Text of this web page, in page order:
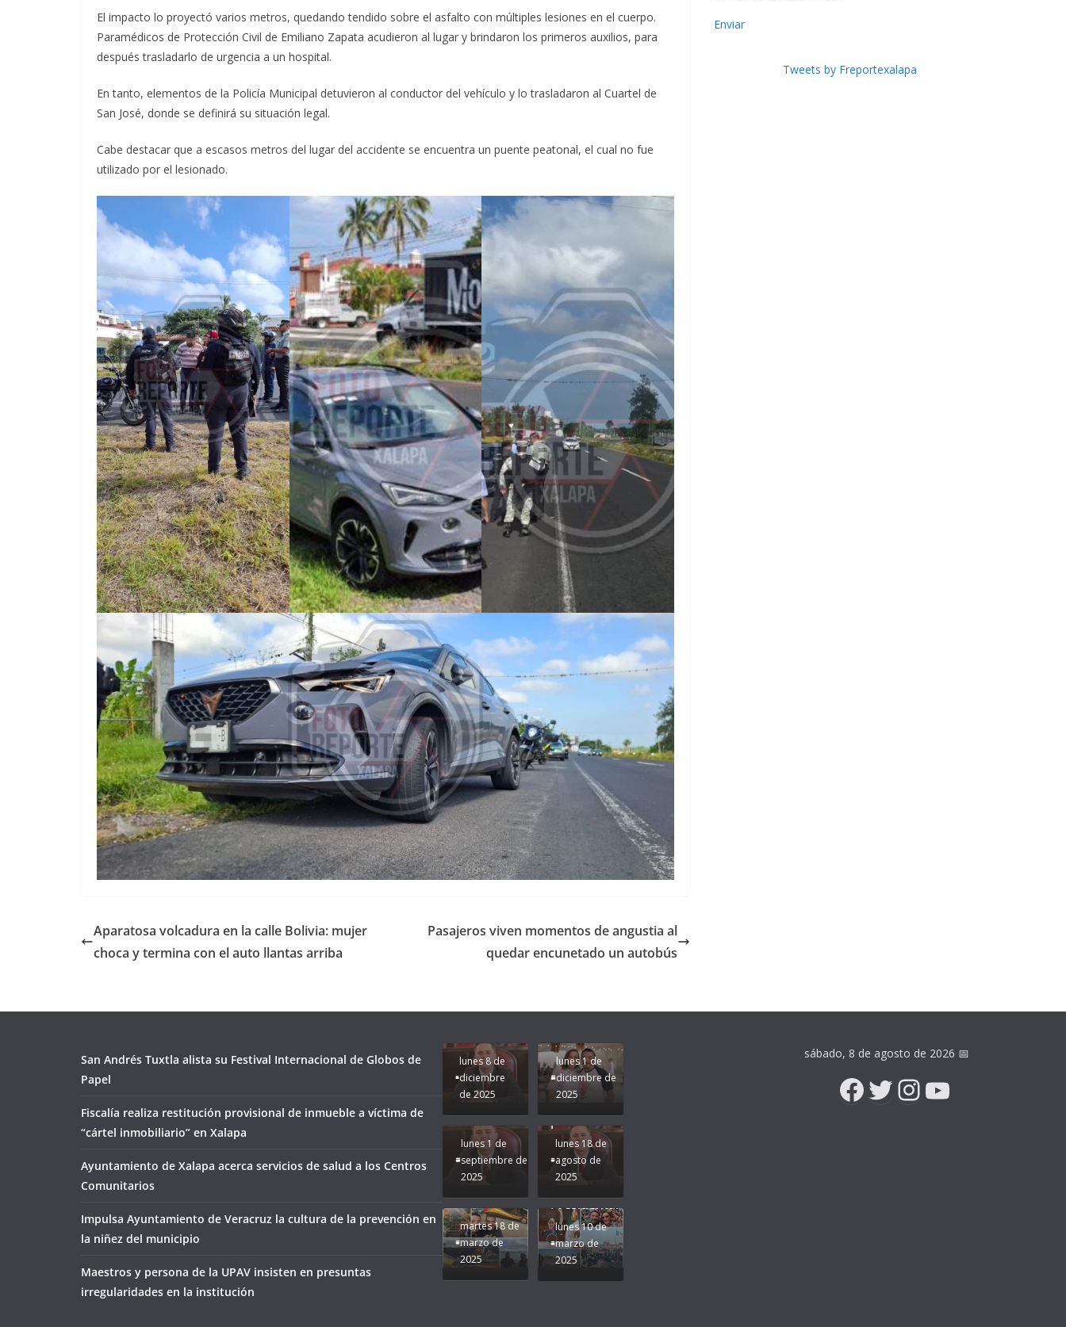
El impacto lo proyectó varios metros, quedando tendido sobre el asfalto con múltiples lesiones en el cuerpo.
Paramédicos de Protección Civil de Emiliano Zapata acudieron al lugar y brindaron los primeros auxilios, para
después trasladarlo de urgencia a un hospital.
En tanto, elementos de la Policía Municipal detuvieron al conductor del vehículo y lo trasladaron al Cuartel de
San José, donde se definirá su situación legal.
Cabe destacar que a escasos metros del lugar del accidente se encuentra un puente peatonal, el cual no fue
utilizado por el lesionado.
Aparatosa volcadura en la calle Bolivia: mujer
choca y termina con el auto llantas arriba
Pasajeros viven momentos de angustia al
quedar encunetado un autobús
Enviar
Tweets by Freportexalapa
San Andrés Tuxtla alista su Festival Internacional de Globos de
Papel
Fiscalía realiza restitución provisional de inmueble a víctima de
“cártel inmobiliario” en Xalapa
Ayuntamiento de Xalapa acerca servicios de salud a los Centros
Comunitarios
Impulsa Ayuntamiento de Veracruz la cultura de la prevención en
la niñez del municipio
Maestros y persona de la UPAV insisten en presuntas
irregularidades en la institución
Unamos
lunes 8 de
diciembre
de 2025
lunes 1 de
diciembre de
2025
Apoyo y
Seguimos la
Ruta que
Marca
Nuestra
Rocío Nahle.
lunes 1 de
septiembre de
2025
Pongamos
de moda;
San
Andrés
Tuxtla
presente.
lunes 18 de
agosto de
2025
Difamación
martes 18 de
marzo de
2025
Presidenta!
lunes 10 de
marzo de
2025
sábado, 8 de agosto de 2026 📅
Facebook
Twitter
Instagram
YouTube